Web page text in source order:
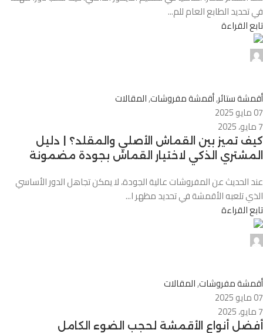
في تحديد الطابع العام للم...
تابع القراءة
أقمشة ستائر,أقمشة مفروشات,المقالات
07 مايو 2025
7 مايو، 2025
كيف تميز بين القماش الأصلي والمقلد؟ | دليل
المشتري الذكي لاختيار القماش بجودة مضمونة
عند الحديث عن المفروشات عالية الجودة، لا يمكن تجاهل الدور الأساسي
الذي تلعبه الأقمشة في تحديد مظهر ا...
تابع القراءة
أقمشة مفروشات,المقالات
07 مايو 2025
7 مايو، 2025
أفضل أنواع الأقمشة لحجب الضوء الكامل